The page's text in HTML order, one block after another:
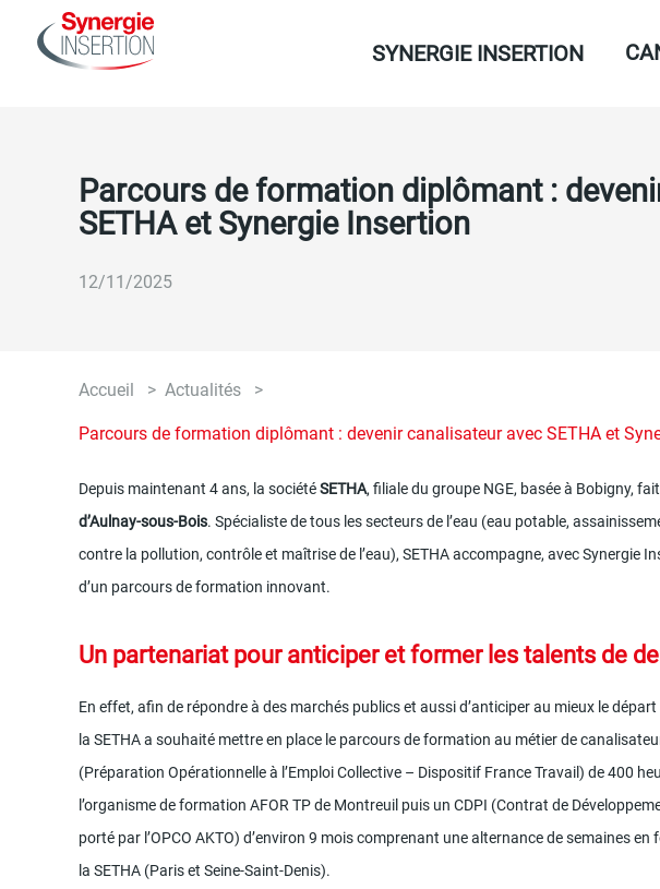
principale
SYNERGIE INSERTION
Parcours de formation diplômant :
SETHA et Synergie Insertion
12/11/2025
Accueil Actualités
Parcours de formation diplômant : devenir canalisateur avec SETHA et
Depuis maintenant 4 ans, la sociétéSETHA, filiale du groupe NGE, basée à Bobigny,
d’Aulnay-sous-Bois. Spécialiste de tous les secteurs de l’eau (eau potable,
contre la pollution, contrôle et maîtrise de l’eau), SETHA accompagne, avec Synergie
d’un parcours de formation innovant.
Un partenariat pour anticiper et former les talents de
En effet, afin de répondre à des marchés publics et aussi d’anticiper au mieux le
la SETHA a souhaité mettre en place le parcours de formation au métier de
(Préparation Opérationnelle à l’Emploi Collective – Dispositif France Travail) de 400
l’organisme de formation AFOR TP de Montreuil puis un CDPI (Contrat de
porté par l’OPCO AKTO) d’environ 9 mois comprenant une alternance de semaines
la SETHA (Paris et Seine-Saint-Denis).